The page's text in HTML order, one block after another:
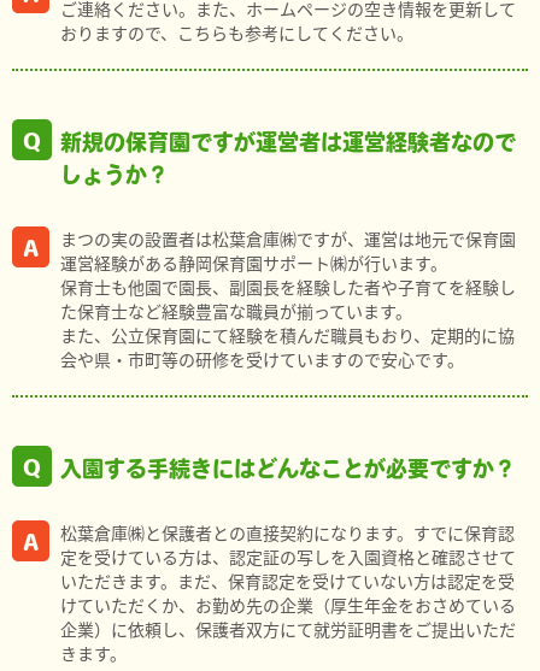
ご連絡ください。また、ホームページの空き情報を更新して
おりますので、こちらも参考にしてください。
新規の保育園ですが運営者は運営経験者なので
しょうか？
まつの実の設置者は松葉倉庫㈱ですが、運営は地元で保育園
運営経験がある静岡保育園サポート㈱が行います。
保育士も他園で園長、副園長を経験した者や子育てを経験し
た保育士など経験豊富な職員が揃っています。
また、公立保育園にて経験を積んだ職員もおり、定期的に協
会や県・市町等の研修を受けていますので安心です。
入園する手続きにはどんなことが必要ですか？
松葉倉庫㈱と保護者との直接契約になります。すでに保育認
定を受けている方は、認定証の写しを入園資格と確認させて
いただきます。まだ、保育認定を受けていない方は認定を受
けていただくか、お勤め先の企業（厚生年金をおさめている
企業）に依頼し、保護者双方にて就労証明書をご提出いただ
きます。